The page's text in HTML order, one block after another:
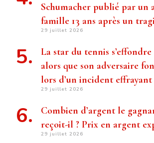
Schumacher publié par un
famille 13 ans après un
29 juillet 2026
La star du tennis
alors que son adversaire
lors d’un incident effrayant
29 juillet 2026
Combien d’argent le
reçoit-il ? Prix ​​en argent
29 juillet 2026